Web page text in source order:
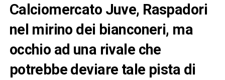
Calciomercato Juve, Raspadori
nel mirino dei bianconeri, ma
occhio ad una rivale che
potrebbe deviare tale pista di